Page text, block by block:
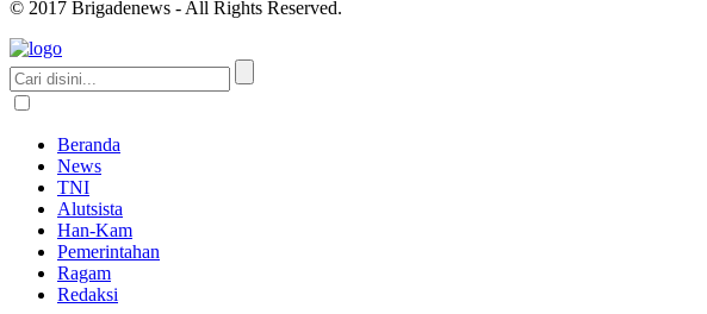
© 2017 Brigadenews - All Rights Reserved.
Beranda
News
TNI
Alutsista
Han-Kam
Pemerintahan
Ragam
Redaksi